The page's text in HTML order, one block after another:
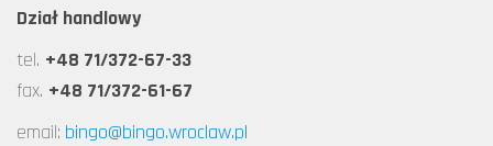
Dział handlowy
tel. +48 71/372-67-33
fax. +48 71/372-61-67
email: bingo@bingo.wroclaw.pl